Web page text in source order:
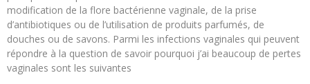
modification de la flore bactérienne vaginale, de la prise
d’antibiotiques ou de l’utilisation de produits parfumés, de
douches ou de savons. Parmi les infections vaginales qui peuvent
répondre à la question de savoir pourquoi j’ai beaucoup de pertes
vaginales sont les suivantes